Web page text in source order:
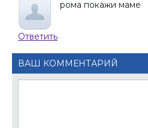
рома покажи маме
Ответить
ВАШ КОММЕНТАРИЙ